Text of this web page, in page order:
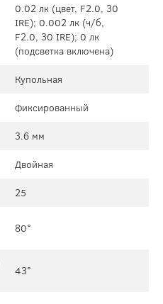
0.02 лк (цвет, F2.0, 30
IRE); 0.002 лк (ч/б,
F2.0, 30 IRE); 0 лк
(подсветка включена)
Купольная
Фиксированный
3.6 мм
Двойная
25
80°
43°